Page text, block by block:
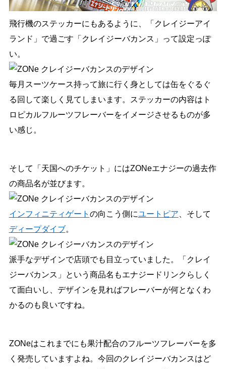
飛行機のステッカーにもあるように、「クレイジーアイ
ランド」で過ごす「クレイジーバカンス」って設定っぽ
い。
毎月スーツケース持って旅に行く身としては缶をぐるぐ
る回して楽しく見てしまいます。ステッカーの内容はト
ロピカルフルーツフレーバーをイメージさせるものが多
い感じ。
そして「天国へのチケット」にはZONeエナジーの過去作
の商品名が並びます。
インフィニティゲート の向こう側にユートピア 、そして
ディープダイブ。
派手なデザインで店頭でも目立っていました。「クレイ
ジーバカンス」という商品名もエナジードリンクらしく
て面白いし、デザインを見ればフレーバーが何となくわ
かるのも良いですね。
ZONeはこれまでにも果汁配合のフルーツフレーバーを多
く発売していますよね。今回のクレイジーバカンスはど